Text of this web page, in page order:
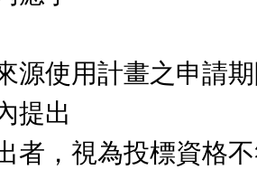
源使用計畫之申請
提出
者，視為投標資格